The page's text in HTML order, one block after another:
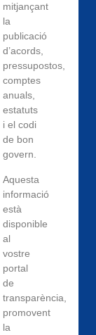
mitjançant
la
publicació
d’acords,
pressupostos,
comptes
anuals,
estatuts
i el codi
de bon
govern.
Aquesta
informació
està
disponible
al
vostre
portal
de
transparència,
promovent
la